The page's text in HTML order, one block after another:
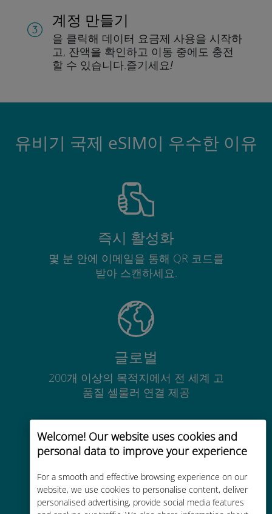
Welcome! Our website uses cookies and
personal data to improve your experience
For a smooth and effective browsing experience on our
website, we use cookies to personalise content, deliver
personalised advertising, provide social media features
계정 만들기
을 클릭해 데이터 요금제 사용을 시작하
고, 잔액을 확인하고 이동 중에도 충전
할 수 있습니다.즐기세요!
유비기 국제 eSIM이 우수한 이유
즉시 활성화
몇 분 안에 이메일을 통해 QR 코드를
받아 스캔하세요.
글로벌
200개 이상의 목적지에서 전 세계 고
품질 셀룰러 연결 제공
비용 효율적
기존 통신사 로밍 요금보다 최대